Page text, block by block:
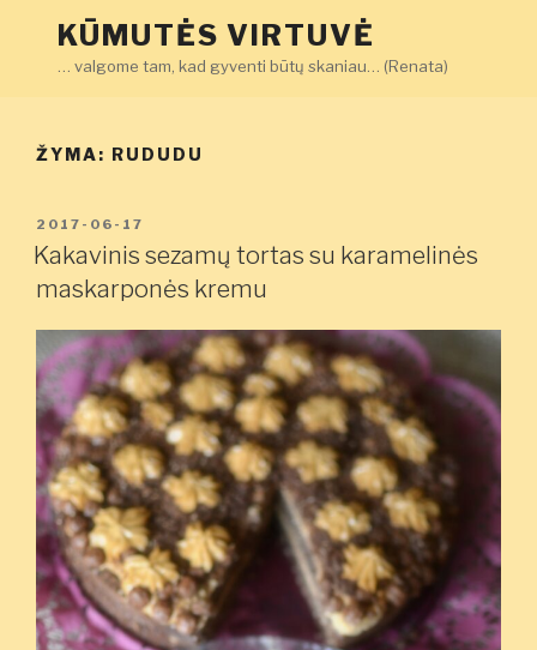
KŪMUTĖS VIRTUVĖ
… valgome tam, kad gyventi būtų skaniau… (Renata)
ŽYMA: RUDUDU
PASKELBTA
2017-06-17
Kakavinis sezamų tortas su karamelinės
maskarponės kremu